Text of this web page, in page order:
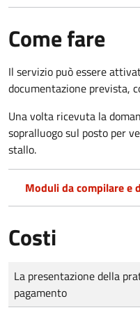
Come fare
Il servizio può essere
documentazione prevista,
Una volta ricevuta la
sopralluogo sul posto per
stallo.
Moduli da compilare e
Costi
Tipo di pagamento
Importo
La presentazione della
pagamento